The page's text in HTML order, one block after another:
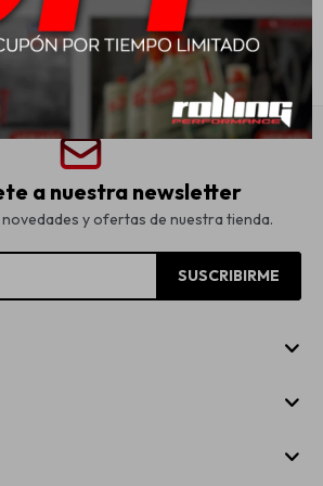
a nuestra newsletter
y ofertas de nuestra tienda.
SUSCRIBIRME